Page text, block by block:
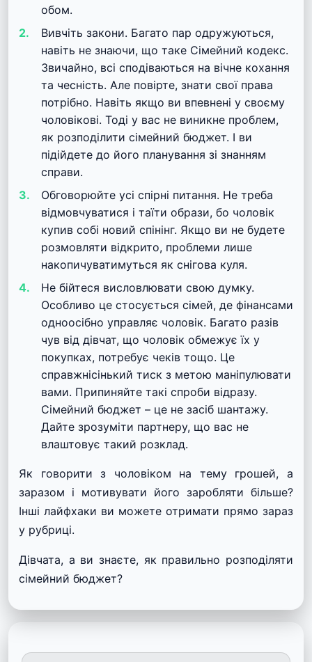
обом.
Вивчіть закони. Багато пар одружуються,
навіть не знаючи, що таке Сімейний кодекс.
Звичайно, всі сподіваються на вічне кохання
та чесність. Але повірте, знати свої права
потрібно. Навіть якщо ви впевнені у своєму
чоловікові. Тоді у вас не виникне проблем,
як розподілити сімейний бюджет. І ви
підійдете до його планування зі знанням
справи.
Обговорюйте усі спірні питання. Не треба
відмовчуватися і таїти образи, бо чоловік
купив собі новий спінінг. Якщо ви не будете
розмовляти відкрито, проблеми лише
накопичуватимуться як снігова куля.
Не бійтеся висловлювати свою думку.
Особливо це стосується сімей, де фінансами
одноосібно управляє чоловік. Багато разів
чув від дівчат, що чоловік обмежує їх у
покупках, потребує чеків тощо. Це
справжнісінький тиск з метою маніпулювати
вами. Припиняйте такі спроби відразу.
Сімейний бюджет – це не засіб шантажу.
Дайте зрозуміти партнеру, що вас не
влаштовує такий розклад.
Як говорити з чоловіком на тему грошей, а
заразом і мотивувати його заробляти більше?
Інші лайфхаки ви можете отримати прямо зараз
у рубриці.
Дівчата, а ви знаєте, як правильно розподіляти
сімейний бюджет?